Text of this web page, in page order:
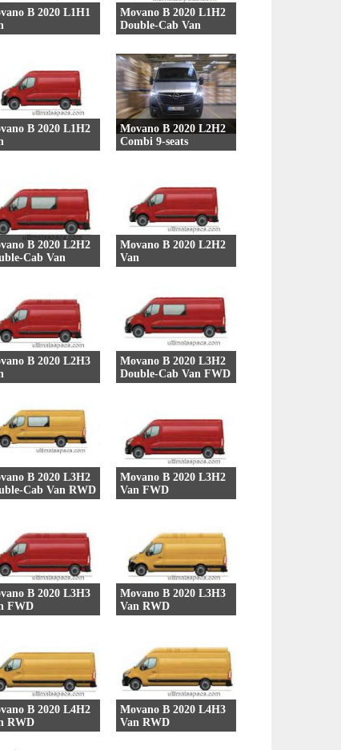
B 2020 L1H1
Movano B 2020 L1H2
Double-Cab Van
B 2020 L1H2
Movano B 2020 L2H2
Combi 9-seats
B 2020 L2H2
Cab Van
Movano B 2020 L2H2
Van
B 2020 L2H3
Movano B 2020 L3H2
Double-Cab Van FWD
B 2020 L3H2
Cab Van RWD
Movano B 2020 L3H2
Van FWD
B 2020 L3H3
FWD
Movano B 2020 L3H3
Van RWD
B 2020 L4H2
RWD
Movano B 2020 L4H3
Van RWD